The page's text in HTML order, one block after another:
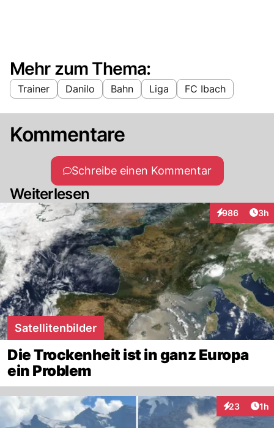
Mehr zum Thema:
Trainer Danilo Bahn Liga FC Ibach
Kommentare
Schreibe einen Kommentar
Weiterlesen
986
Interaktionen
3h
Satellitenbilder
Die Trockenheit ist in ganz Europa
ein Problem
23
Interaktionen
1h